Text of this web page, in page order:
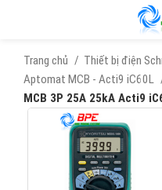
Trang chủ Thiết bị điện
Aptomat MCB - Acti9 iC60L
MCB 3P 25A 25kA Acti9